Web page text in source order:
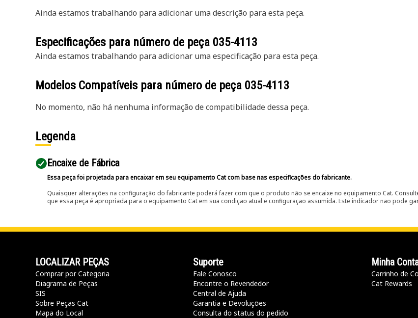
Ainda estamos trabalhando para adicionar uma descrição para esta peça.
Especificações para número de peça 035-4113
Ainda estamos trabalhando para adicionar uma especificação para esta peça.
Modelos Compatíveis para número de peça 035-4113
No momento, não há nenhuma informação de compatibilidade dessa peça.
Legenda
Encaixe de Fábrica
Essa peça foi projetada para encaixar em seu equipamento Cat com base nas especificações do fabricante.
Quaisquer alterações na configuração do fabricante poderá fazer com que o produto não se encaixe no equipamento Cat.
que essa peça é apropriada para o equipamento Cat em sua condição atual e configuração assumida. Este indicador não pode
LOCALIZAR PEÇAS
Comprar por Categoria
Diagrama de Peças
SIS
Sobre Peças Cat
Mapa do Local
Suporte
Fale Conosco
Encontre o Revendedor
Central de Ajuda
Garantia e Devoluções
Consulta do status do pedido
Minha
Carrinho de
Cat Rewards